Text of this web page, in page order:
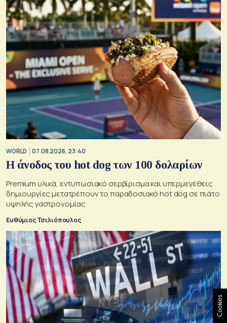
WORLD 07.08.2026, 23:40
Η άνοδος του hot dog των 100 δολαρίων
Premium υλικά, εντυπωσιακό σερβίρισμα και υπερμεγέθεις
δημιουργίες μετατρέπουν το παραδοσιακό hot dog σε πιάτο
υψηλής γαστρονομίας
Ευθύμιος Τσιλιόπουλος
Cookies